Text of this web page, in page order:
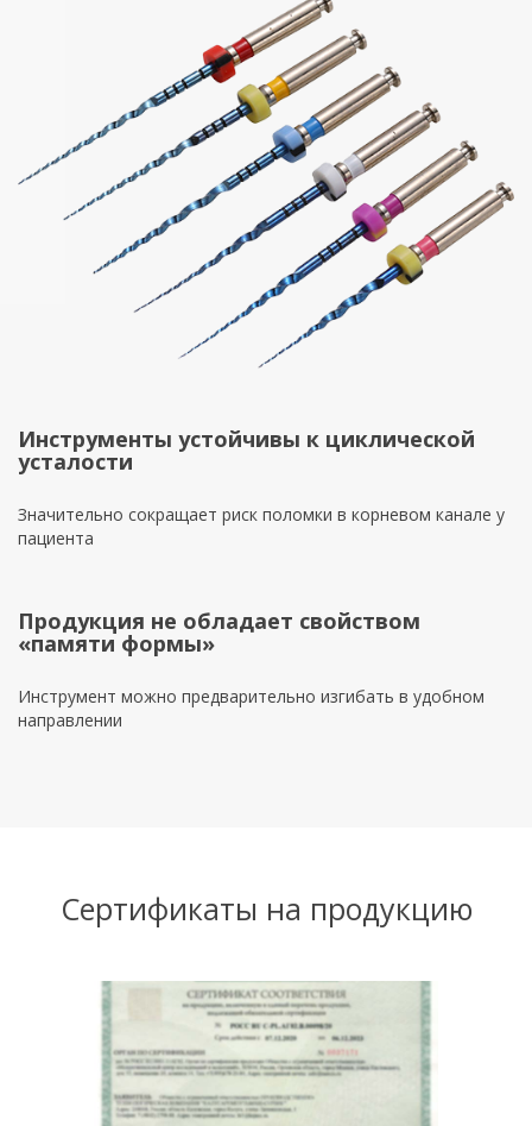
Инструменты устойчивы к циклической
усталости
Значительно сокращает риск поломки в корневом канале у
пациента
Продукция не обладает свойством
«памяти формы»
Инструмент можно предварительно изгибать в удобном
направлении
Сертификаты на продукцию